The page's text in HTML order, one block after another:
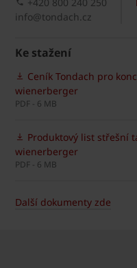
info@tondach.cz
Ke stažení
Ceník Tondach pro
wienerberger
PDF - 6 MB
Produktový list střešní
wienerberger
PDF - 6 MB
Další dokumenty zde